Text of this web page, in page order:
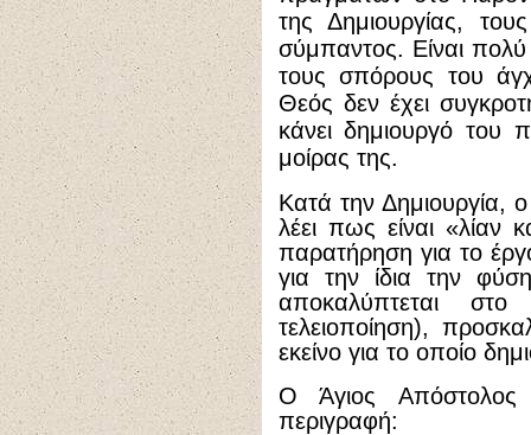
της Δημιουργίας,
σύμπαντος. Είναι πολύ
τους σπόρους του
Θεός δεν έχει
κάνει δημιουργό του
μοίρας της.
Κατά την Δημιουργία,
λέει πως είναι «λίαν
παρατήρηση για το
για την ίδια την
αποκαλύπτεται
τελειοποίηση),
εκείνο για το οποίο
Ο Άγιος
περιγραφή: